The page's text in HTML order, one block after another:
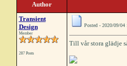
Author
Transient
Design
Member
287 Posts
Posted - 2020/09/
Till vår stora glädje